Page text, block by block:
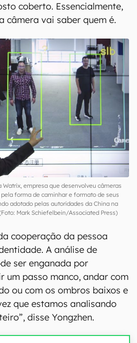
coberto. Essencialmente,
câmera vai saber quem é.
Watrix, empresa que desenvolveu câmeras
forma de caminhar e formato de seus
adotado pelas autoridades da China na
Mark Schiefelbein/Associated Press)
cooperação da pessoa
A análise de
ser enganada por
um passo manco, andar com
ou com os ombros baixos e
que estamos analisando
disse Yongzhen.